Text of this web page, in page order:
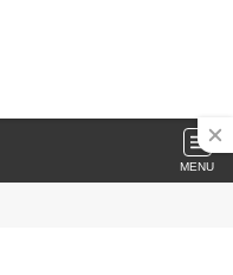
MENU